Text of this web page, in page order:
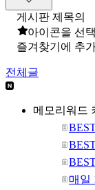
게시판 제목의
아이콘을 선
즐겨찾기에 추
전체글
메모리워드
매일